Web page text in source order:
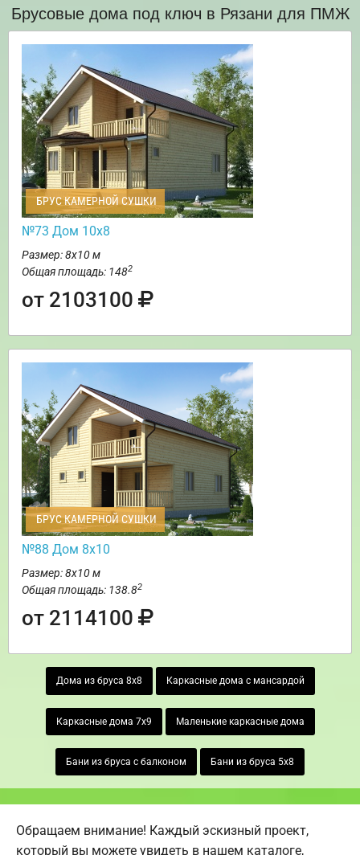
Брусовые дома под ключ в Рязани для ПМЖ
БРУС КАМЕРНОЙ СУШКИ
№73 Дом 10х8
Размер: 8х10 м
Общая площадь: 1482
от 2103100
БРУС КАМЕРНОЙ СУШКИ
№88 Дом 8х10
Размер: 8х10 м
Общая площадь: 138.82
от 2114100
Дома из бруса 8х8 Каркасные дома с мансардой
Каркасные дома 7х9 Маленькие каркасные дома
Бани из бруса с балконом Бани из бруса 5х8
Обращаем внимание! Каждый эскизный проект,
который вы можете увидеть в нашем каталоге,